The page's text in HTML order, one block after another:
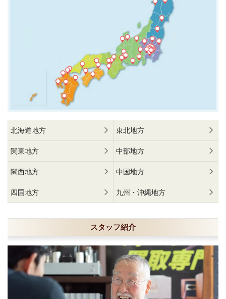
北海道地方 東北地方
関東地方 中部地方
関西地方 中国地方
四国地方 九州・沖縄地方
スタッフ紹介